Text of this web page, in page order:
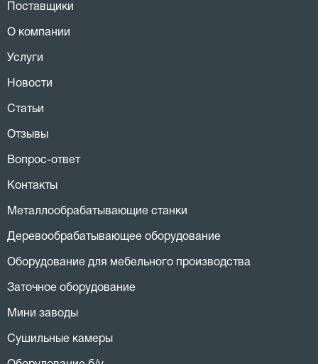
Поставщики
О компании
Услуги
Новости
Статьи
Отзывы
Вопрос-ответ
Контакты
Металлообрабатывающие станки
Деревообрабатывающее оборудование
Оборудование для мебельного производства
Заточное оборудование
Мини заводы
Сушильные камеры